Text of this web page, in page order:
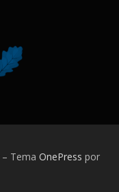
– Tema OnePress por